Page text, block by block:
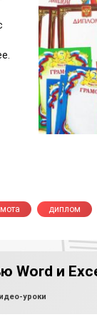
диплом
Word и
уроки